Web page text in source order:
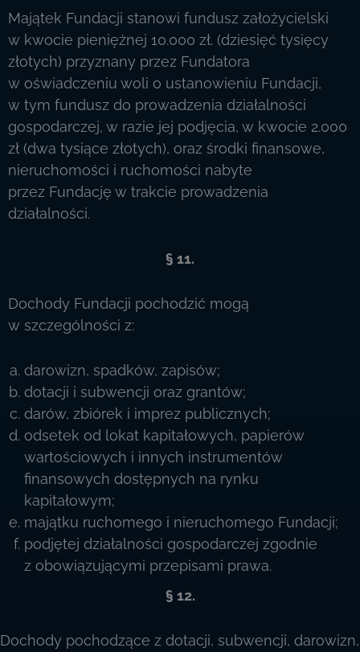
Majątek Fundacji stanowi fundusz założycielski
w kwocie pieniężnej 10.000 zł. (dziesięć tysięcy
złotych) przyznany przez Fundatora
w oświadczeniu woli o ustanowieniu Fundacji,
w tym fundusz do prowadzenia działalności
gospodarczej, w razie jej podjęcia, w kwocie 2.000
zł (dwa tysiące złotych), oraz środki finansowe,
nieruchomości i ruchomości nabyte
przez Fundację w trakcie prowadzenia
działalności.
§ 11.
Dochody Fundacji pochodzić mogą
w szczególności z:
darowizn, spadków, zapisów;
dotacji i subwencji oraz grantów;
darów, zbiórek i imprez publicznych;
odsetek od lokat kapitałowych, papierów
wartościowych i innych instrumentów
finansowych dostępnych na rynku
kapitałowym;
majątku ruchomego i nieruchomego Fundacji;
podjętej działalności gospodarczej zgodnie
z obowiązującymi przepisami prawa.
§ 12.
Dochody pochodzące z dotacji, subwencji, darowizn,